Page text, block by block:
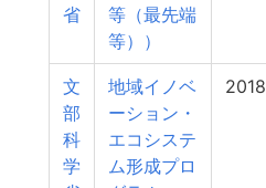
省
等（最先端
等））
文
部
科
学
地域イノベ
ーション・
エコシステ
ム形成プロ
2018